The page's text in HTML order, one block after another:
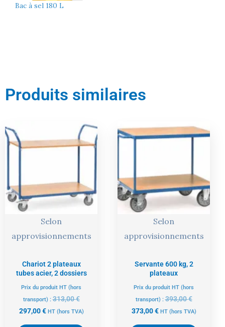
Bac à sel 180 L
Produits similaires
Selon
approvisionnements
Chariot 2 plateaux
tubes acier, 2 dossiers
Prix du produit HT (hors
transport) :313,00€
Le
prix
initial
297,00€
actuel
HT (hors TVA)
Selon
approvisionnements
Servante 600 kg, 2
plateaux
Prix du produit HT (hors
transport) :393,00€
Le
prix
373,00€
Le
prix
HT (hors TVA)